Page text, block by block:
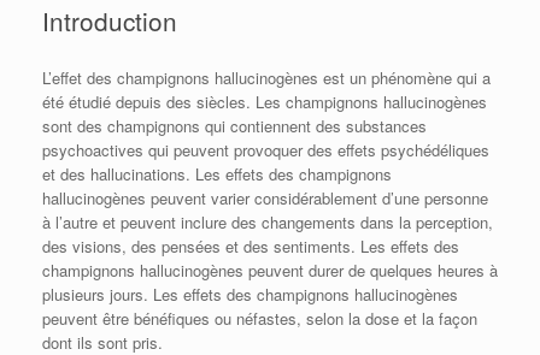
Introduction
L’effet des champignons hallucinogènes est un phénomène qui a
été étudié depuis des siècles. Les champignons hallucinogènes
sont des champignons qui contiennent des substances
psychoactives qui peuvent provoquer des effets psychédéliques
et des hallucinations. Les effets des champignons
hallucinogènes peuvent varier considérablement d’une personne
à l’autre et peuvent inclure des changements dans la perception,
des visions, des pensées et des sentiments. Les effets des
champignons hallucinogènes peuvent durer de quelques heures à
plusieurs jours. Les effets des champignons hallucinogènes
peuvent être bénéfiques ou néfastes, selon la dose et la façon
dont ils sont pris.